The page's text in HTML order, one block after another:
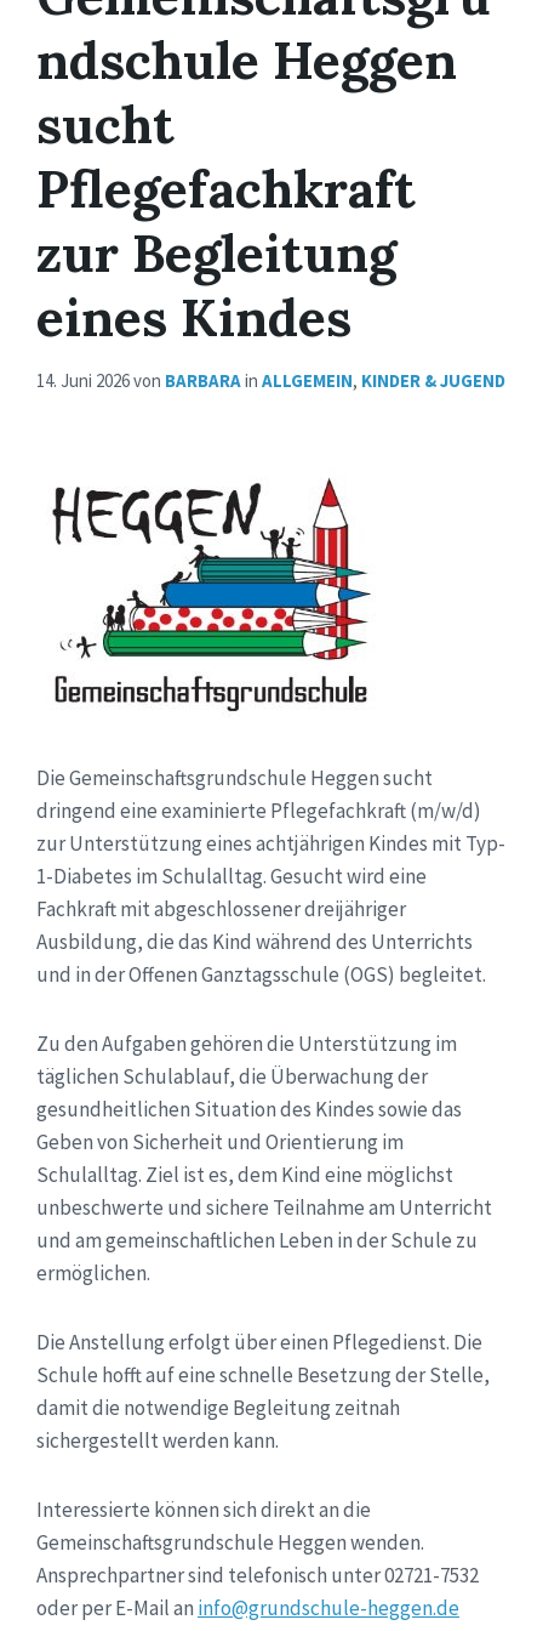
ndschule Heggen
sucht
Pflegefachkraft
zur Begleitung
eines Kindes
14. Juni 2026von BARBARAin ALLGEMEIN, KINDER & JUGEND
Die Gemeinschaftsgrundschule Heggen sucht
dringend eine examinierte Pflegefachkraft (m/w/d)
zur Unterstützung eines achtjährigen Kindes mit Typ-
1-Diabetes im Schulalltag. Gesucht wird eine
Fachkraft mit abgeschlossener dreijähriger
Ausbildung, die das Kind während des Unterrichts
und in der Offenen Ganztagsschule (OGS) begleitet.
Zu den Aufgaben gehören die Unterstützung im
täglichen Schulablauf, die Überwachung der
gesundheitlichen Situation des Kindes sowie das
Geben von Sicherheit und Orientierung im
Schulalltag. Ziel ist es, dem Kind eine möglichst
unbeschwerte und sichere Teilnahme am Unterricht
und am gemeinschaftlichen Leben in der Schule zu
ermöglichen.
Die Anstellung erfolgt über einen Pflegedienst. Die
Schule hofft auf eine schnelle Besetzung der Stelle,
damit die notwendige Begleitung zeitnah
sichergestellt werden kann.
Interessierte können sich direkt an die
Gemeinschaftsgrundschule Heggen wenden.
Ansprechpartner sind telefonisch unter 02721-7532
oder per E-Mail an info@grundschule-heggen.de